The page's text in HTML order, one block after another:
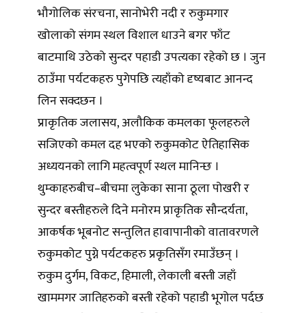
भौगोलिक संरचना, सानोभेरी नदी र रुकुमगार
खोलाको संगम स्थल विशाल धाउने बगर फाँट
बाटमाथि उठेको सुन्दर पहाडी उपत्यका रहेको छ । जुन
ठाउँमा पर्यटकहरु पुगेपछि त्यहाँको दृष्यबाट आनन्द
लिन सक्दछन ।
प्राकृतिक जलासय, अलौकिक कमलका फूलहरुले
सजिएको कमल दह भएको रुकुमकोट ऐतिहासिक
अध्ययनको लागि महत्वपूर्ण स्थल मानिन्छ ।
थुम्काहरुबीच–बीचमा लुकेका साना ठूला पोखरी र
सुन्दर बस्तीहरुले दिने मनोरम प्राकृतिक सौन्दर्यता,
आकर्षक भूबनोट सन्तुलित हावापानीको वातावरणले
रुकुमकोट पुग्ने पर्यटकहरु प्रकृतिसँग रमाउँछन् ।
रुकुम दुर्गम, विकट, हिमाली, लेकाली बस्ती जहाँ
खाममगर जातिहरुको बस्ती रहेको पहाडी भूगोल पर्दछ